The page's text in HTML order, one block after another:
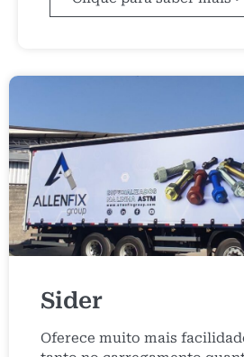
Sider
Oferece muito mais